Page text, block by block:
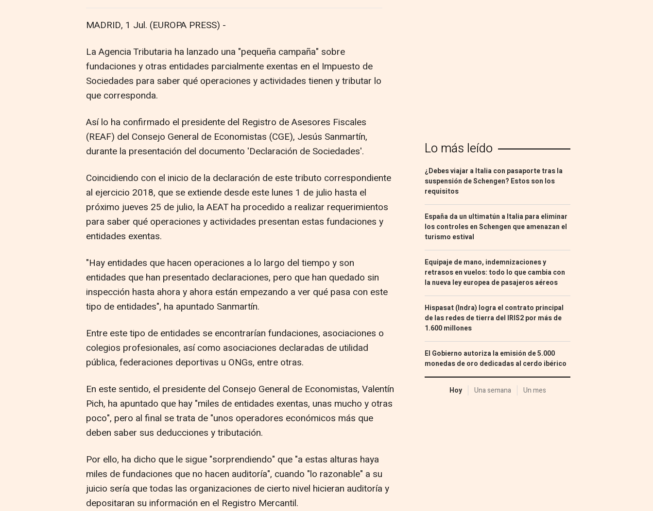
MADRID, 1 Jul. (EUROPA PRESS) -
La Agencia Tributaria ha lanzado una "pequeña campaña" sobre
fundaciones y otras entidades parcialmente exentas en el Impuesto de
Sociedades para saber qué operaciones y actividades tienen y tributar lo
que corresponda.
Así lo ha confirmado el presidente del Registro de Asesores Fiscales
(REAF) del Consejo General de Economistas (CGE), Jesús Sanmartín,
durante la presentación del documento 'Declaración de Sociedades'.
Coincidiendo con el inicio de la declaración de este tributo correspondiente
al ejercicio 2018, que se extiende desde este lunes 1 de julio hasta el
próximo jueves 25 de julio, la AEAT ha procedido a realizar requerimientos
para saber qué operaciones y actividades presentan estas fundaciones y
entidades exentas.
"Hay entidades que hacen operaciones a lo largo del tiempo y son
entidades que han presentado declaraciones, pero que han quedado sin
inspección hasta ahora y ahora están empezando a ver qué pasa con este
tipo de entidades", ha apuntado Sanmartín.
Entre este tipo de entidades se encontrarían fundaciones, asociaciones o
colegios profesionales, así como asociaciones declaradas de utilidad
pública, federaciones deportivas u ONGs, entre otras.
En este sentido, el presidente del Consejo General de Economistas, Valentín
Pich, ha apuntado que hay "miles de entidades exentas, unas mucho y otras
poco", pero al final se trata de "unos operadores económicos más que
deben saber sus deducciones y tributación.
Por ello, ha dicho que le sigue "sorprendiendo" que "a estas alturas haya
miles de fundaciones que no hacen auditoría", cuando "lo razonable" a su
juicio sería que todas las organizaciones de cierto nivel hicieran auditoría y
depositaran su información en el Registro Mercantil.
Lo más leído
¿Debes viajar a Italia con pasaporte tras la
suspensión de Schengen? Estos son los
requisitos
España da un ultimatún a Italia para eliminar
los controles en Schengen que amenazan el
turismo estival
Equipaje de mano, indemnizaciones y
retrasos en vuelos: todo lo que cambia con
la nueva ley europea de pasajeros aéreos
Hispasat (Indra) logra el contrato principal
de las redes de tierra del IRIS2 por más de
1.600 millones
El Gobierno autoriza la emisión de 5.000
monedas de oro dedicadas al cerdo ibérico
Hoy Una semana Un mes